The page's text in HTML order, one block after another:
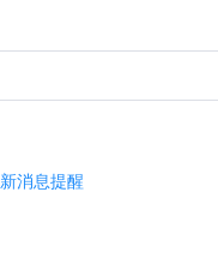
新消息提醒